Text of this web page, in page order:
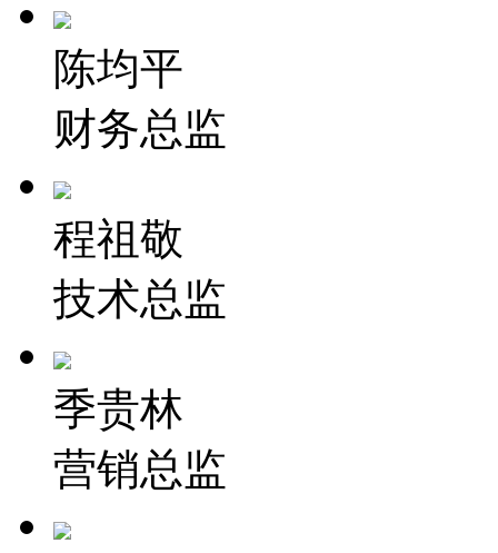
陈均平
财务总监
程祖敬
技术总监
季贵林
营销总监